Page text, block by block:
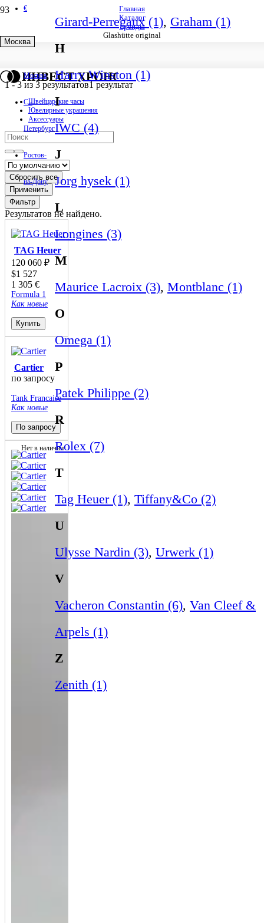
€
Москва
Москва
С.-
Петербург
Ростов-
на-Дону
Girard-Perregaux (1), Graham (1)
H
Harry Winston (1)
I
IWC (4)
J
Jorg hysek (1)
L
Longines (3)
M
Maurice Lacroix (3), Montblanc (1)
O
Omega (1)
P
Patek Philippe (2)
R
Rolex (7)
T
Tag Heuer (1), Tiffany&Co (2)
U
Ulysse Nardin (3), Urwerk (1)
V
Vacheron Constantin (6), Van Cleef &
Arpels (1)
Z
Zenith (1)
ИНВЕСТ ХРОНО
Главная
Каталог
Бренды
Glashütte original
1-3 из 3 результатов1 результат
Швейцарские часы
Ювелирные украшения
Аксессуары
Сбросить все
Применить
Фильтр
Результатов не найдено.
TAG Heuer
120 060 ₽
$1 527
1 305 €
Formula 1
Как новые
Купить
Cartier
по запросу
Tank Francaise
Как новые
По запросу
Нет в наличии